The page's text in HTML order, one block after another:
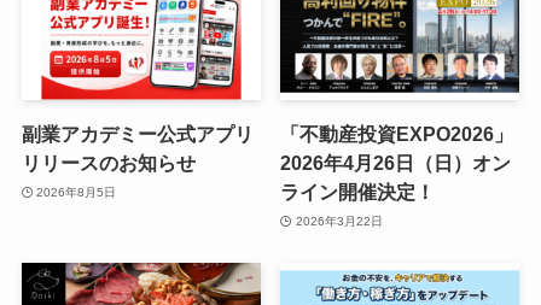
副業アカデミー公式アプリ
リリースのお知らせ
2026年8月5日
「不動産投資EXPO2026」
2026年4月26日（日）オン
ライン開催決定！
2026年3月22日